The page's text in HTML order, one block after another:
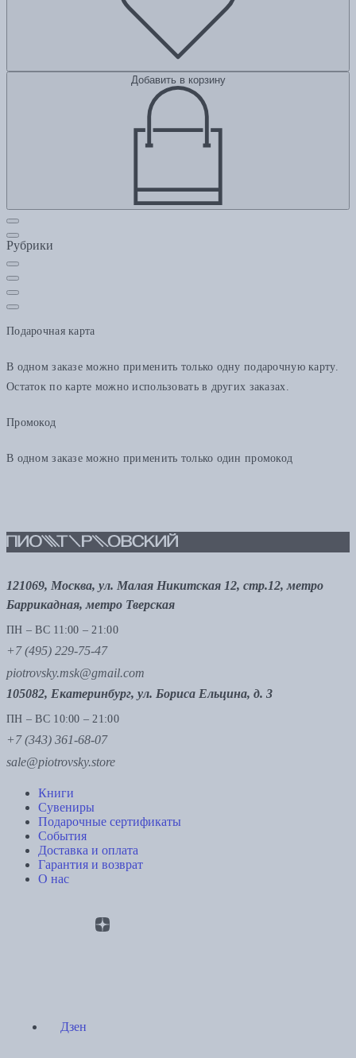
Добавить в корзину
Рубрики
Подарочная карта
В одном заказе можно применить только одну подарочную карту.
Остаток по карте можно использовать в других заказах.
Промокод
В одном заказе можно применить только один промокод
121069, Москва, ул. Малая Никитская 12, стр.12, метро
Баррикадная, метро Тверская
ПН – ВС 11:00 – 21:00
+7 (495) 229-75-47
piotrovsky.msk@gmail.com
105082, Екатеринбург, ул. Бориса Ельцина, д. 3
ПН – ВС 10:00 – 21:00
+7 (343) 361-68-07
sale@piotrovsky.store
Книги
Сувениры
Подарочные сертификаты
События
Доставка и оплата
Гарантия и возврат
О нас
Дзен